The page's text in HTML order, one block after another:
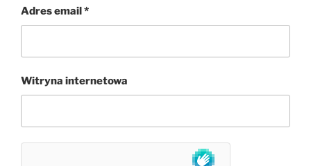
Adres email *
Witryna internetowa